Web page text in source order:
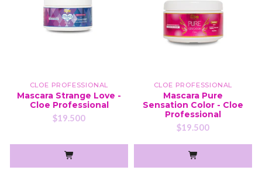
CLOE PROFESSIONAL
Mascara Strange Love -
Cloe Professional
$19.500
CLOE PROFESSIONAL
Mascara Pure
Sensation Color - Cloe
Professional
$19.500